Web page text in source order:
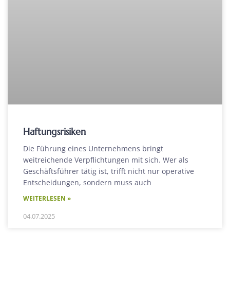
Haftungsrisiken
Die Führung eines Unternehmens bringt
weitreichende Verpflichtungen mit sich. Wer als
Geschäftsführer tätig ist, trifft nicht nur operative
Entscheidungen, sondern muss auch
WEITERLESEN »
04.07.2025